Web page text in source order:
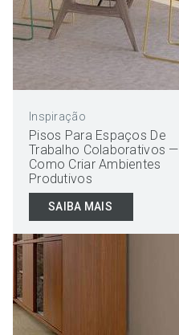
Inspiração
Pisos Para Espaços De
Trabalho Colaborativos —
Como Criar Ambientes
Produtivos
SAIBA MAIS